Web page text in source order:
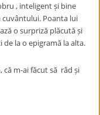
, inteligent și bine
Poanta lui
o surpriză plăcută și
de la o epigramă la alta.
m-ai făcut să râd și